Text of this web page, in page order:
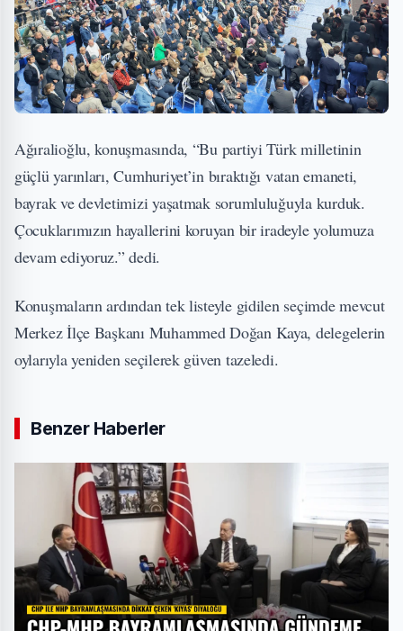
Ağıralioğlu, konuşmasında, “Bu partiyi Türk milletinin
güçlü yarınları, Cumhuriyet’in bıraktığı vatan emaneti,
bayrak ve devletimizi yaşatmak sorumluluğuyla kurduk.
Çocuklarımızın hayallerini koruyan bir iradeyle yolumuza
devam ediyoruz.” dedi.
Konuşmaların ardından tek listeyle gidilen seçimde mevcut
Merkez İlçe Başkanı Muhammed Doğan Kaya, delegelerin
oylarıyla yeniden seçilerek güven tazeledi.
Benzer Haberler